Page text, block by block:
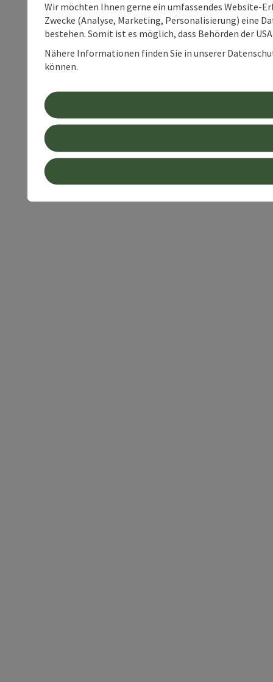
Wir möchten Ihnen gerne ein umfassendes Website-
Zwecke (Analyse, Marketing, Personalisierung) eine
bestehen. Somit ist es möglich, dass Behörden der
Nähere Informationen finden Sie in unserer
können.